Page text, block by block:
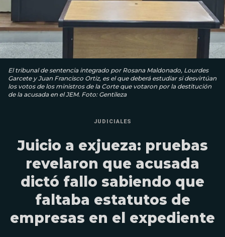
El tribunal de sentencia integrado por Rosana Maldonado, Lourdes
Garcete y Juan Francisco Ortiz, es el que deberá estudiar si desvirtúan
los votos de los ministros de la Corte que votaron por la destitución
de la acusada en el JEM. Foto: Gentileza
JUDICIALES
Juicio a exjueza: pruebas
revelaron que acusada
dictó fallo sabiendo que
faltaba estatutos de
empresas en el expediente